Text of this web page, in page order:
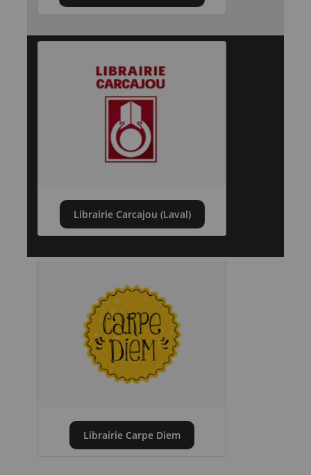
Librairie Carcajou (Laval)
Librairie Carpe Diem